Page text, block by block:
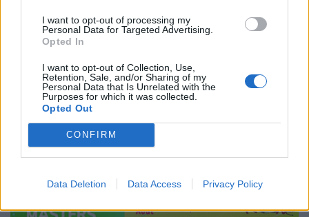
I want to opt-out of processing my
Personal Data for Targeted Advertising.
Opted In
I want to opt-out of Collection, Use,
Retention, Sale, and/or Sharing of my
Personal Data that Is Unrelated with the
Purposes for which it was collected.
Opted Out
CONFIRM
Data Deletion Data Access Privacy Policy
Vitalsport Decathlon Odysseum
magasin DECATHLON ODYSSEUM le week-end du 2 et 3
septembre 2023.